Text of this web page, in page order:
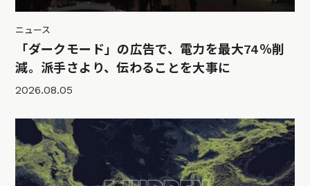
ニュース
「ダークモード」の広告で、電力を最大74％削
減。派手さより、伝わることを大事に
2026.08.05